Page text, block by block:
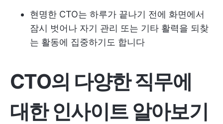
현명한 CTO는 하루가 끝나기 전에 화면에서
잠시 벗어나 자기 관리 또는 기타 활력을 되찾
는 활동에 집중하기도 합니다
CTO의 다양한 직무에
대한 인사이트 알아보기